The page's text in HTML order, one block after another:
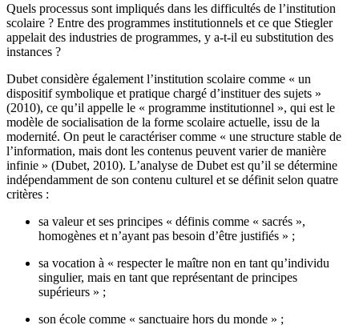
Quels processus sont impliqués dans les difficultés de l’institution
scolaire ? Entre des programmes institutionnels et ce que Stiegler
appelait des industries de programmes, y a-t-il eu substitution des
instances ?
Dubet considère également l’institution scolaire comme « un
dispositif symbolique et pratique chargé d’instituer des sujets »
(2010), ce qu’il appelle le « programme institutionnel », qui est le
modèle de socialisation de la forme scolaire actuelle, issu de la
modernité. On peut le caractériser comme « une structure stable de
l’information, mais dont les contenus peuvent varier de manière
infinie » (Dubet, 2010). L’analyse de Dubet est qu’il se détermine
indépendamment de son contenu culturel et se définit selon quatre
critères :
sa valeur et ses principes « définis comme « sacrés »,
homogènes et n’ayant pas besoin d’être justifiés » ;
sa vocation à « respecter le maître non en tant qu’individu
singulier, mais en tant que représentant de principes
supérieurs » ;
son école comme « sanctuaire hors du monde » ;